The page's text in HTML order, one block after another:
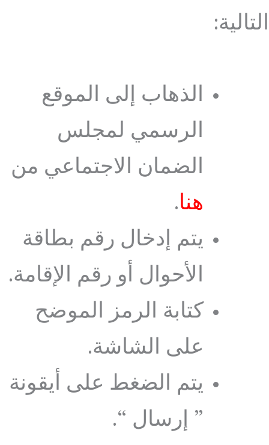
التالية:
الذهاب إلى الموقع
الرسمي لمجلس
الضمان الاجتماعي من
هنا.
يتم إدخال رقم بطاقة
الأحوال أو رقم الإقامة.
كتابة الرمز الموضح
على الشاشة.
يتم الضغط على أيقونة
” إرسال “.